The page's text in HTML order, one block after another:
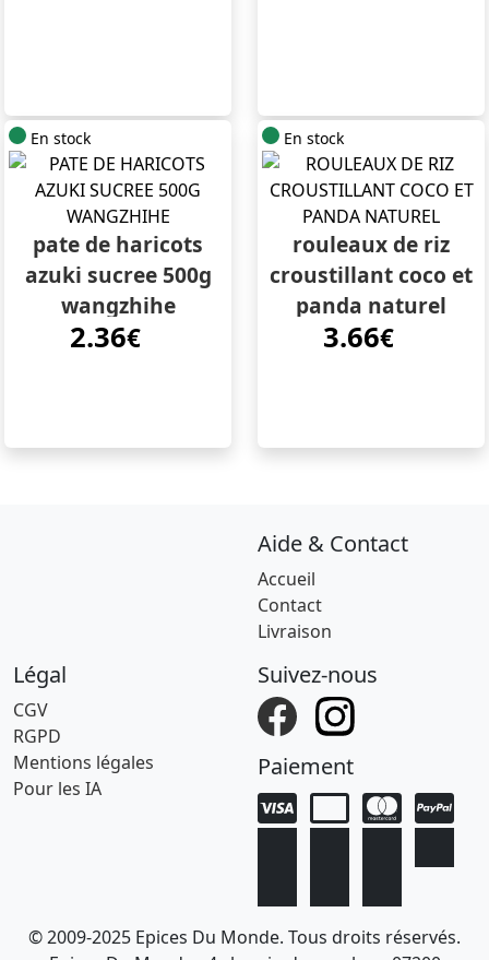
En stock
pate de haricots
azuki sucree 500g
wangzhihe
2.36€
En stock
rouleaux de riz
croustillant coco et
panda naturel
3.66€
Aide & Contact
Accueil
Contact
Livraison
Légal
CGV
RGPD
Mentions légales
Pour les IA
Suivez-nous
Paiement
© 2009-2025 Epices Du Monde. Tous droits réservés.